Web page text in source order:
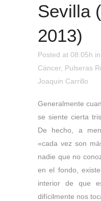
Sevilla
2013)
Posted at 08:05h in
Cáncer, Pulseras
Joaquin Carrillo
Generalmente
se siente cierta
De hecho, a
«cada vez son
nadie que no
en el fondo,
interior de que
difícilmente nos